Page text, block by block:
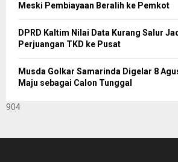
Meski Pembiayaan Beralih ke Pemkot
DPRD Kaltim Nilai Data Kurang Salur
Perjuangan TKD ke Pusat
Musda Golkar Samarinda Digelar 8
Maju sebagai Calon Tunggal
904